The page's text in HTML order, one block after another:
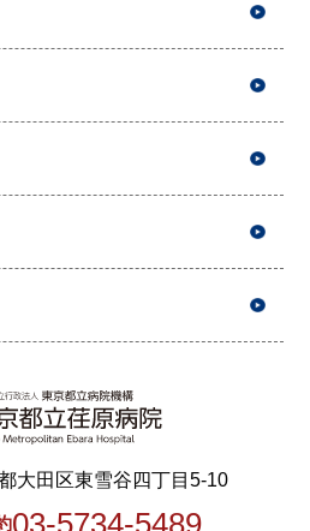
大田区東雪谷四丁目5-10
03-5734-5489